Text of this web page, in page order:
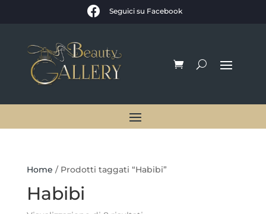
 Seguici su Facebook
Home / Prodotti taggati “Habibi”
Habibi